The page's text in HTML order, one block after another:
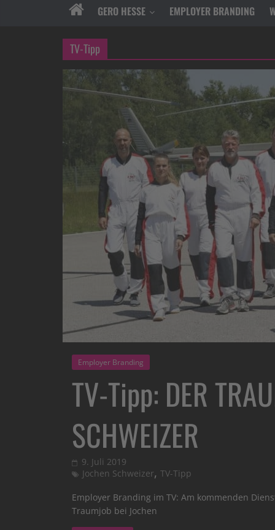
GERO HESSE EMPLOYER BRANDING
TV-Tipp
Employer Branding
TV-Tipp: DER
SCHWEIZER
9. Juli 2019
Jochen Schweizer, TV-Tipp
Employer Branding im TV: Am kommenden
Traumjob bei Jochen